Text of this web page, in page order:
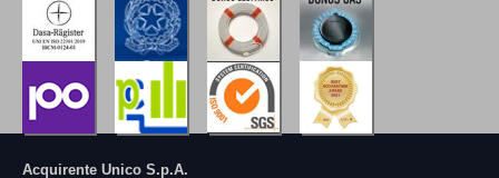
Acquirente Unico S.p.A.